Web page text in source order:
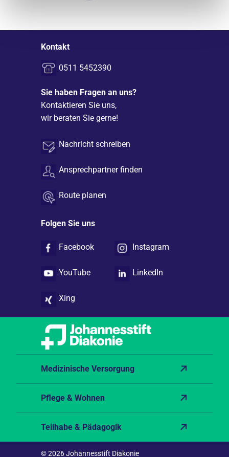
Sie haben Fragen an uns?
Kontaktieren Sie uns,
Medizinische Versorgung
Pflege & Wohnen
Teilhabe & Pädagogik